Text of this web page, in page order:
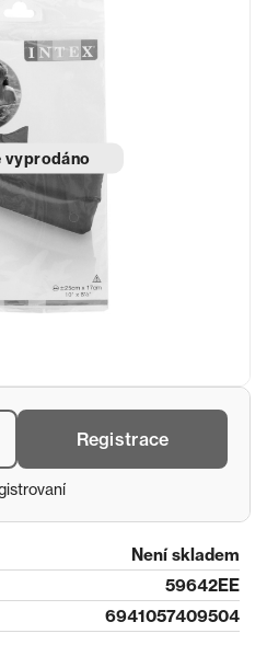
heslo?
vyprodáno
Registrace
Není skladem
59642EE
6941057409504